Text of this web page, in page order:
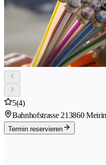
5(4)
Bahnhofstrasse 213860
Termin reservieren